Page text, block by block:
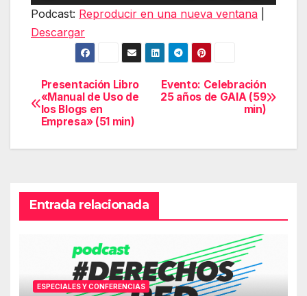
de
Podcast: Reproducir en una nueva ventana
Descargar
Navegación
de
entradas
Evento: Celebración
25 años de GAIA (59
min)
Presentación Libro
«Manual de Uso de
los Blogs en
Empresa» (51 min)
Entrada relacionada
ESPECIALES Y CONFERENCIAS